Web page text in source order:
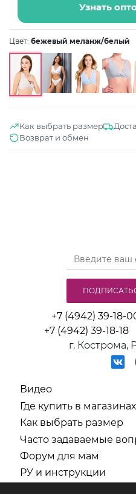
Узнать
Цвет: бежевый меланж/белый
Как выбрать размер
Возврат и обмен
+7 (4942) 39-18-
+7 (4942) 39-18-18
г. Кострома,
Видео
Где купить в магазинах
Как выбрать размер
Часто задаваемые
Форум для мам
РУ и инструкции